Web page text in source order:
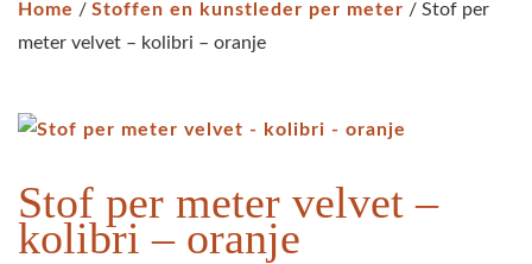
Home / Stoffen en kunstleder per meter / Stof per
meter velvet – kolibri – oranje
Stof per meter velvet –
kolibri – oranje